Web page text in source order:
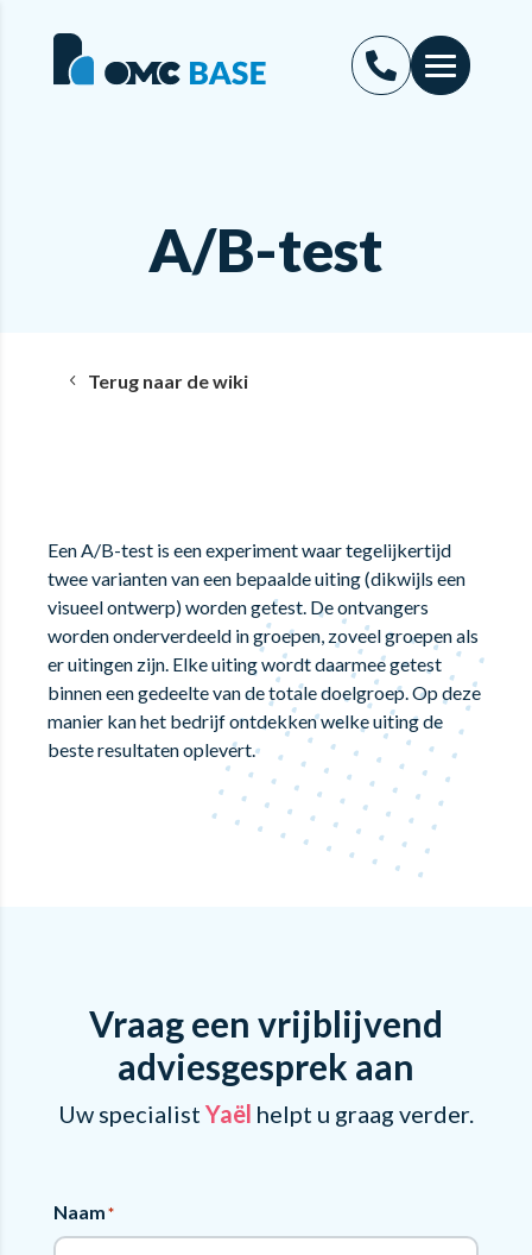
A/B-test
Terug naar de wiki
Een A/B-test is een experiment waar tegelijkertijd
twee varianten van een bepaalde uiting (dikwijls een
visueel ontwerp) worden getest. De ontvangers
worden onderverdeeld in groepen, zoveel groepen als
er uitingen zijn. Elke uiting wordt daarmee getest
binnen een gedeelte van de totale doelgroep. Op deze
manier kan het bedrijf ontdekken welke uiting de
beste resultaten oplevert.
Vraag een vrijblijvend
adviesgesprek aan
Uw specialist Yaël helpt u graag verder.
Naam*